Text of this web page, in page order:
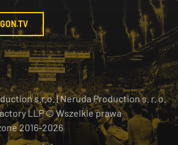
s.r.o.|Neruda Production s. r. o.
LLP © Wszelkie prawa
2016-2026